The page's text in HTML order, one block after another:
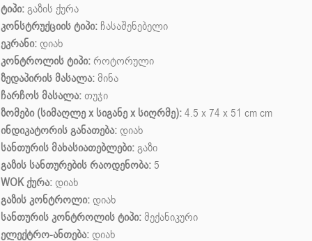
ტიპი:გაზის ქურა
კონსტრუქციის ტიპი: ჩასაშენებელი
ეკრანი: დიახ
კონტროლის ტიპი: როტორული
ზედაპირის მასალა: მინა
ჩარჩოს მასალა: თუჯი
ზომები (სიმაღლე x სიგანე x სიღრმე):4.5 x 74 x 51 cm cm
ინდიკატორის განათება: დიახ
სანთურის მახასიათებლები:გაზი
გაზის სანთურების რაოდენობა: 5
WOK ქურა: დიახ
გაზის კონტროლი: დიახ
სანთურის კონტროლის ტიპი: მექანიკური
ელექტრო-ანთება: დიახ